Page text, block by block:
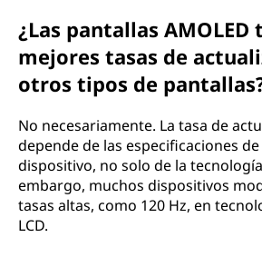
¿Las pantallas AMOLED
mejores tasas de
otros tipos de
No necesariamente. La tasa de
depende de las especificaciones de
dispositivo, no solo de la
embargo, muchos dispositivos
tasas altas, como 120 Hz, en
LCD.